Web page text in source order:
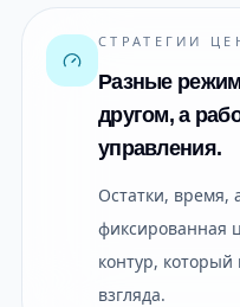
СТРАТЕГИИ
Разные
другом, а
управления.
Остатки, время,
фиксированная
контур, который
взгляда.